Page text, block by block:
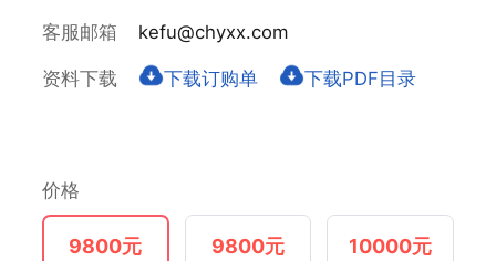
客服邮箱 kefu@chyxx.com
资料下载 下载订购单 下载PDF目录
价格
9800元 9800元 10000元